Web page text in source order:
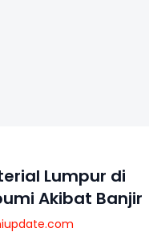
Lumpur di
Akibat Banjir